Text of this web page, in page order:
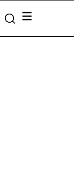
Valikko